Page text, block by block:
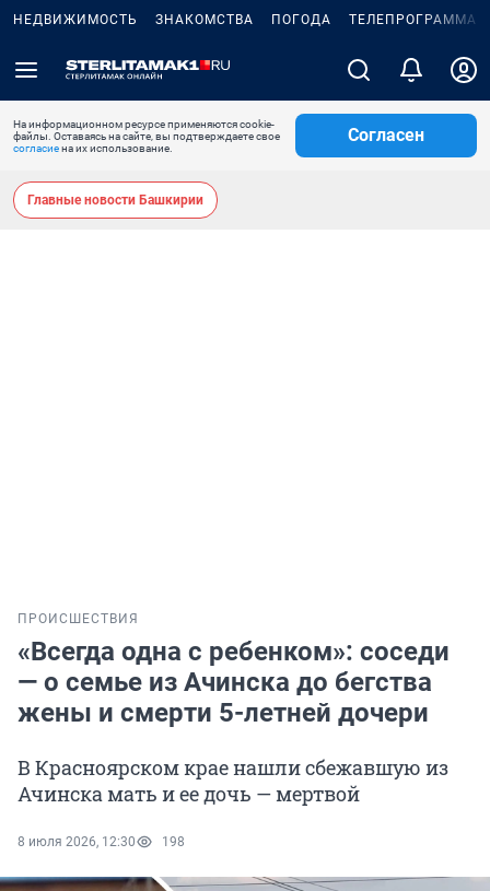
НЕДВИЖИМОСТЬ ЗНАКОМСТВА ПОГОДА ТЕЛЕПРОГРАММА
На информационном ресурсе применяются cookie-
файлы. Оставаясь на сайте, вы подтверждаете свое
согласиена их использование.
Согласен
Главные новости Башкирии
ПРОИСШЕСТВИЯ
«Всегда одна с ребенком»: соседи
— о семье из Ачинска до бегства
жены и смерти 5-летней дочери
В Красноярском крае нашли сбежавшую из
Ачинска мать и ее дочь — мертвой
8 июля 2026, 12:30 198